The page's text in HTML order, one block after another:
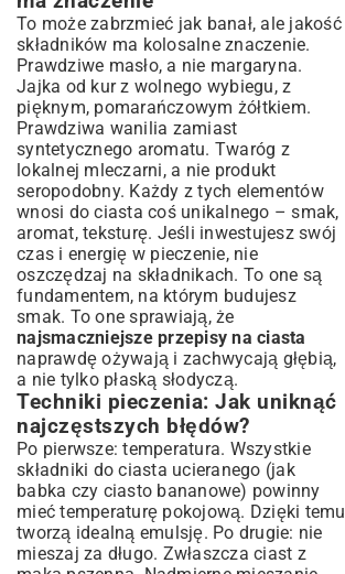
To może zabrzmieć jak banał, ale jakość
składników ma kolosalne znaczenie.
Prawdziwe masło, a nie margaryna.
Jajka od kur z wolnego wybiegu, z
pięknym, pomarańczowym żółtkiem.
Prawdziwa wanilia zamiast
syntetycznego aromatu. Twaróg z
lokalnej mleczarni, a nie produkt
seropodobny. Każdy z tych elementów
wnosi do ciasta coś unikalnego – smak,
aromat, teksturę. Jeśli inwestujesz swój
czas i energię w pieczenie, nie
oszczędzaj na składnikach. To one są
fundamentem, na którym budujesz
smak. To one sprawiają, że
najsmaczniejsze przepisy na ciasta
naprawdę ożywają i zachwycają głębią,
a nie tylko płaską słodyczą.
Techniki pieczenia: Jak uniknąć
najczęstszych błędów?
Po pierwsze: temperatura. Wszystkie
składniki do ciasta ucieranego (jak
babka czy ciasto bananowe) powinny
mieć temperaturę pokojową. Dzięki temu
tworzą idealną emulsję. Po drugie: nie
mieszaj za długo. Zwłaszcza ciast z